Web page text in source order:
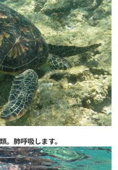
。肺呼吸します。